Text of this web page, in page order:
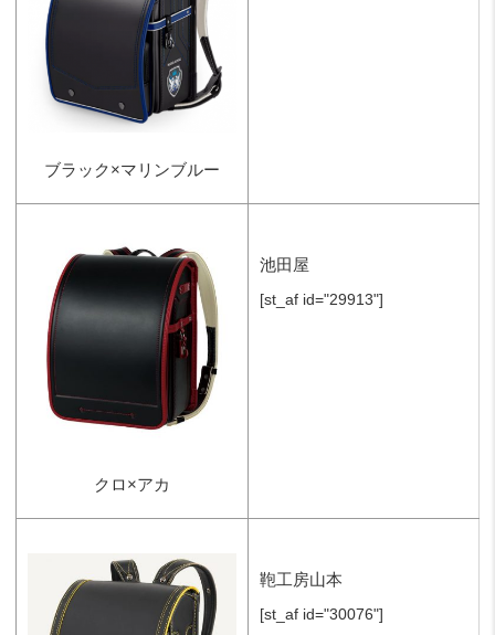
ブラック×マリンブルー
クロ×アカ
池田屋
[st_af id="29913"]
鞄工房山本
[st_af id="30076"]